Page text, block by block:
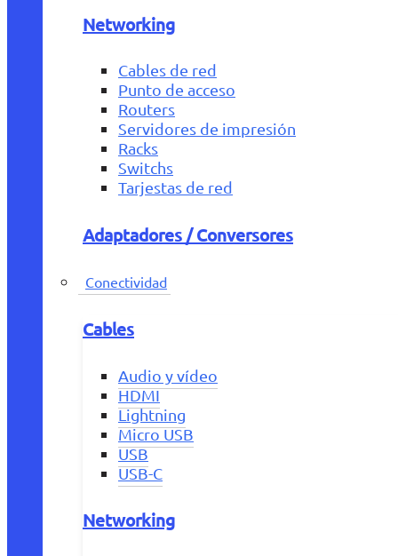
Networking
Cables de red
Punto de acceso
Routers
Servidores de impresión
Racks
Switchs
Tarjestas de red
Adaptadores / Conversores
Conectividad
Cables
Audio y vídeo
HDMI
Lightning
Micro USB
USB
USB-C
Networking